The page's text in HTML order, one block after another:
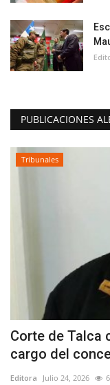
PUBLICACIONES
Tribunales
Corte de Talca
cargo del
Editora Julio 24, 2026